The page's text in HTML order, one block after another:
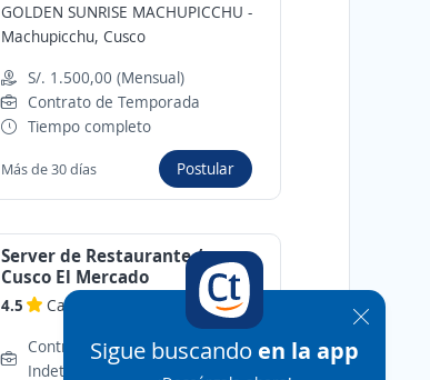
Sigue buscando en la app
GOLDEN SUNRISE MACHUPICCHU -
Machupicchu, Cusco
S/. 1.500,00 (Mensual)
Contrato de Temporada
Tiempo completo
Más de 30 días Postular
Server de Restaurante /
Cusco El Mercado
4.5 Casa Andina
Cusco, Cusco
Contrato a Plazo
Indeterminado